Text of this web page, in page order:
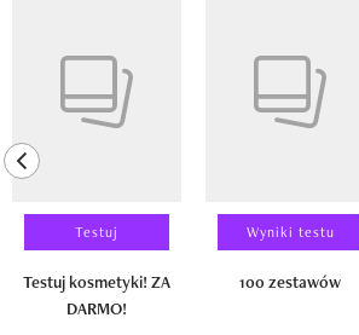
Wizaz Summer Influ School
Mój profil / Zarejestruj się
previous element
Testuj
Testuj kosmetyki! ZA
DARMO!
Wyniki testu
100 zestawów